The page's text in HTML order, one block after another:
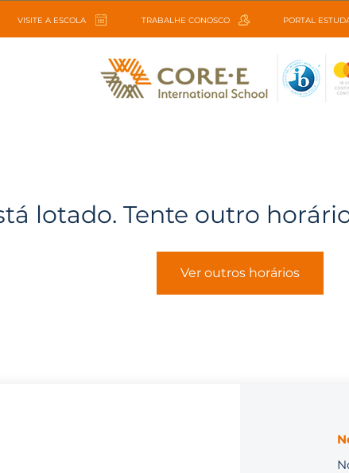
VISITE A ESCOLA TRABALHE CONOSCO PORTAL
lotado. Tente outro
Ver outros horários